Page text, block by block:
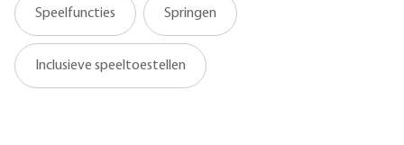
Speelfuncties Springen
Inclusieve speeltoestellen